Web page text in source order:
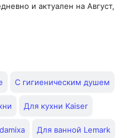
и актуален на Август,
С гигиеническим душем
Для кухни Kaiser
Для ванной Lemark